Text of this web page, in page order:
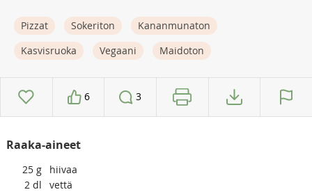
Pizzat Sokeriton
Kananmunaton
Kasvisruoka
Vegaani Maidoton
6 3
Raaka-aineet
25 g
hiivaa
2 dl
vettä